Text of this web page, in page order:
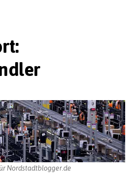
Nordstadtblogger.de